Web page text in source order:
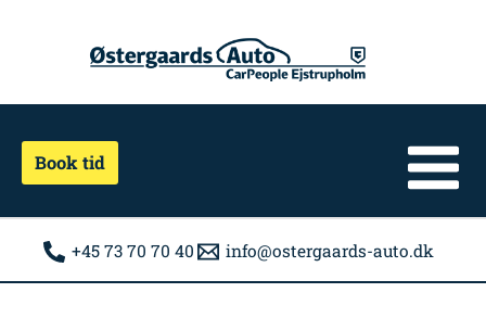
Book tid
+45 73 70 70 40 info@ostergaards-auto.dk